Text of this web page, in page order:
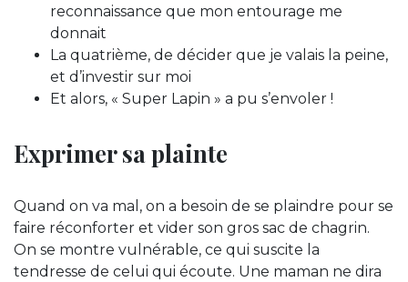
reconnaissance que mon entourage me
donnait
La quatrième, de décider que je valais la peine,
et d’investir sur moi
Et alors, « Super Lapin » a pu s’envoler !
Exprimer sa plainte
Quand on va mal, on a besoin de se plaindre pour se
faire réconforter et vider son gros sac de chagrin.
On se montre vulnérable, ce qui suscite la
tendresse de celui qui écoute. Une maman ne dira